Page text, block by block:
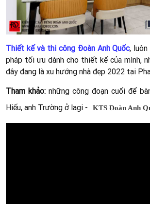
Thiết kế và thi công Đoàn Anh Quốc,
pháp tối ưu dành cho thiết kế của mình,
đây đang là xu hướng nhà đẹp 2022 tại
Tham khảo: những công đoạn cuối để
Hiếu, anh Trường ở lagi -
KTS Đoàn Anh